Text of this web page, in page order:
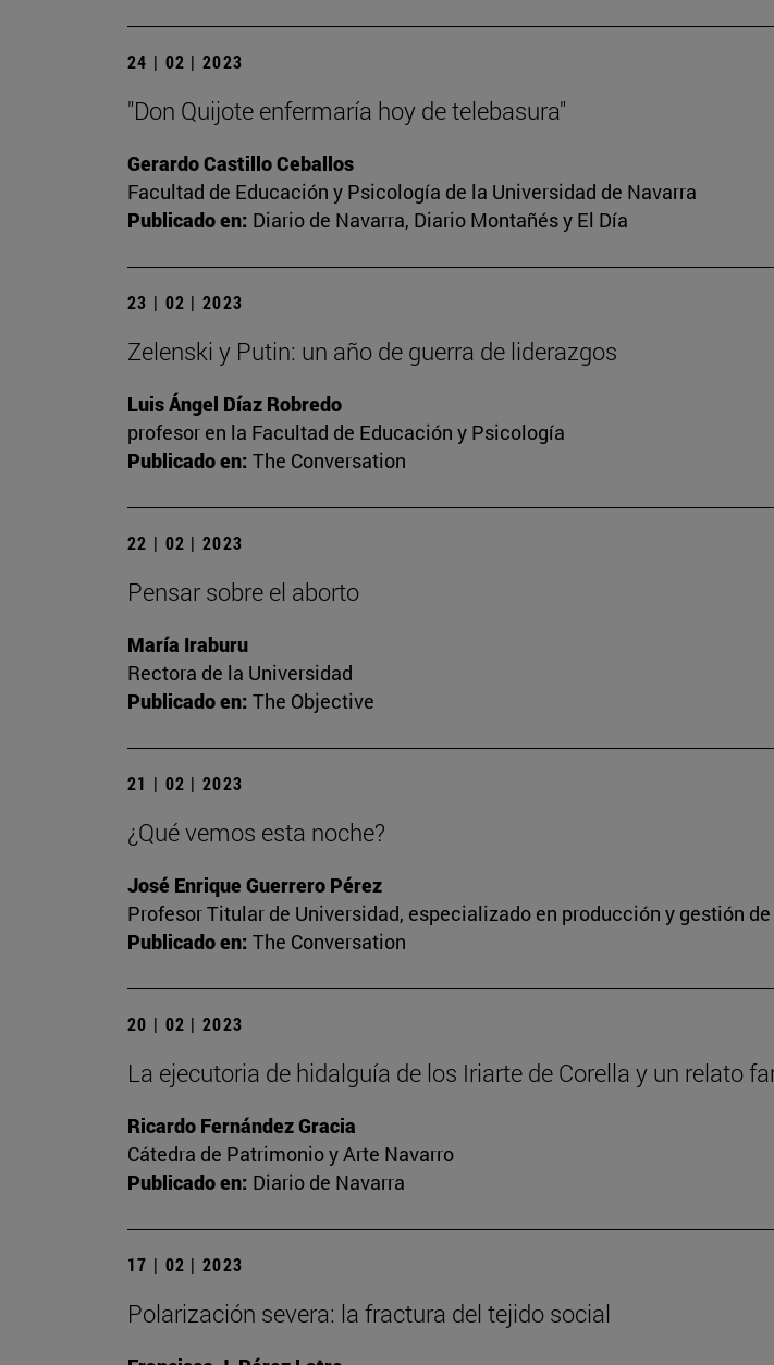
24 | 02 | 2023
"Don Quijote enfermaría hoy de telebasura"
Gerardo Castillo Ceballos
Facultad de Educación y Psicología de la Universidad de Navarra
Publicado en: Diario de Navarra, Diario Montañés y El Día
23 | 02 | 2023
Zelenski y Putin: un año de guerra de liderazgos
Luis Ángel Díaz Robredo
profesor en la Facultad de Educación y Psicología
Publicado en: The Conversation
22 | 02 | 2023
Pensar sobre el aborto
María Iraburu
Rectora de la Universidad
Publicado en: The Objective
21 | 02 | 2023
¿Qué vemos esta noche?
José Enrique Guerrero Pérez
Profesor Titular de Universidad, especializado en producción y gestión
Publicado en: The Conversation
20 | 02 | 2023
La ejecutoria de hidalguía de los Iriarte de Corella y un relato
Ricardo Fernández Gracia
Cátedra de Patrimonio y Arte Navarro
Publicado en: Diario de Navarra
17 | 02 | 2023
Polarización severa: la fractura del tejido social